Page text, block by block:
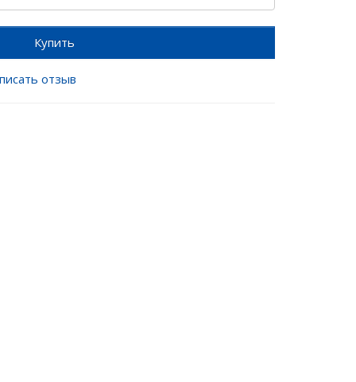
Купить
отзыв